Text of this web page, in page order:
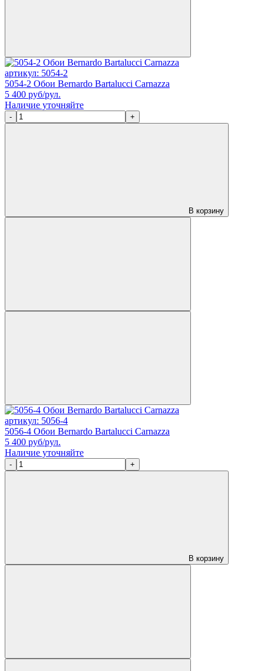
артикул: 5054-2
5054-2 Обои Bernardo Bartalucci Carnazza
5 400 руб/рул.
Наличие уточняйте
- +
В корзину
артикул: 5056-4
5056-4 Обои Bernardo Bartalucci Carnazza
5 400 руб/рул.
Наличие уточняйте
- +
В корзину